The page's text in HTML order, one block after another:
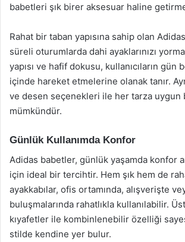
babetleri şık birer aksesuar haline
Rahat bir taban yapısına sahip olan
süreli oturumlarda dahi ayaklarınızı
yapısı ve hafif dokusu, kullanıcıların gün
içinde hareket etmelerine olanak tanır.
ve desen seçenekleri ile her tarza uygun
mümkündür.
Günlük Kullanımda Konfor
Adidas babetler, günlük yaşamda konfor
için ideal bir tercihtir. Hem şık hem de
ayakkabılar, ofis ortamında, alışverişte
buluşmalarında rahatlıkla kullanılabilir.
kıyafetler ile kombinlenebilir özelliği
stilde kendine yer bulur.